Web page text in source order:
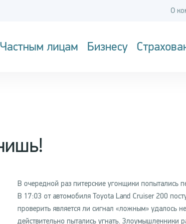
О
Частным лицам Бизнесу
В очередной раз питерские угонщики попытались
В 17:03 от автомобиля Toyota Land Cruiser 200
проверить является ли сигнал «ложным» удалось
действительно пытались угнать. Злоумышленники